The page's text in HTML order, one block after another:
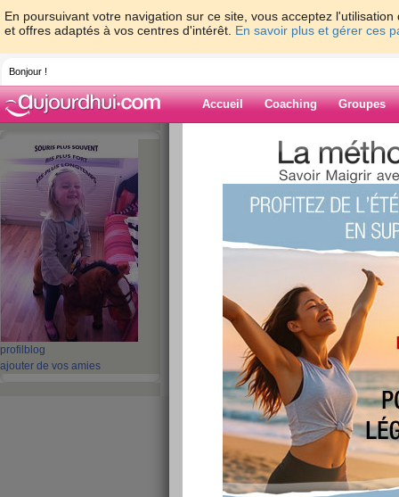
En poursuivant votre navigation sur ce site, vous acceptez
et offres adaptés à vos centres d'intérêt. En savoir plus et gérer ces
Bonjour !
Accueil Coaching Groupes
profil blog
ajouter de vos amies
>
Blog de hadjub
21 - 30 31 - 40 41 - 50 51 -
‹ Préc. 41 42 43 44 45
vivement ce soir
Week End!!!!
publié le 20/03/2009 à 14:19
Je ne sais pas vous mais moi je suis HS.
Le vendredi après midi c'est dur de se motiver